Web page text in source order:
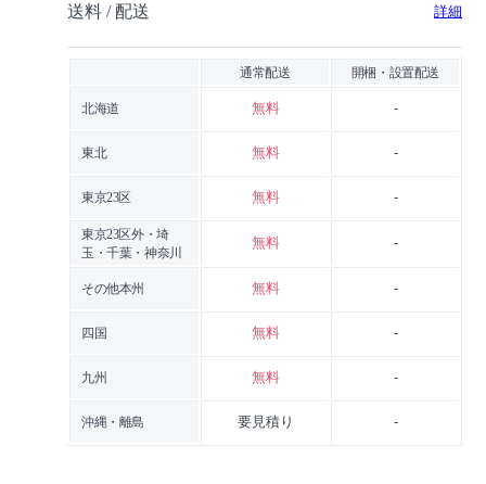
送料 / 配送 詳細
通常配送 開梱・設置配送
北海道 無料 -
東北 無料 -
東京23区 無料 -
東京23区外・埼
玉・千葉・神奈川
無料 -
その他本州 無料 -
四国 無料 -
九州 無料 -
沖縄・離島 要見積り -